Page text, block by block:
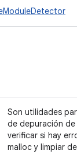
Son utilidades
de depuración
verificar si hay
malloc y limpiar